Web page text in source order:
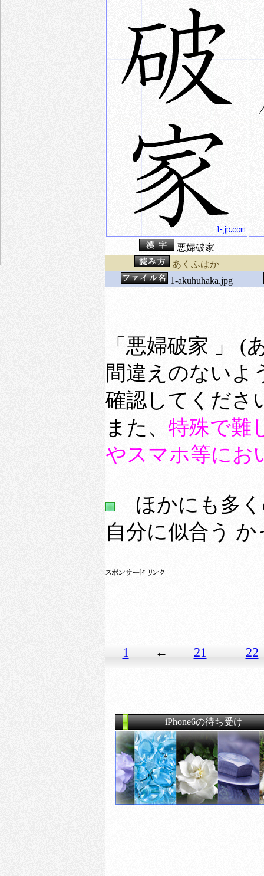
悪婦破家
あくふはか
1-akuhuhaka.jpg
「悪婦破家 」
間違えのないよ
確認してくださ
また、 特殊で難
やスマホ等にお
ほかにも多く
自分に似合う
1 ← 21 22
iPhone6の待ち受け